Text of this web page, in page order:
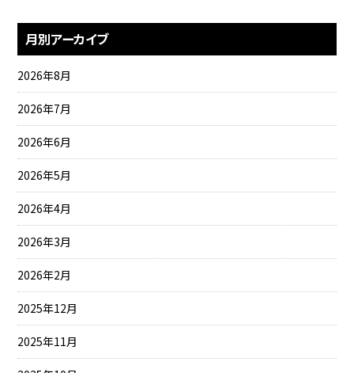
月別アーカイブ
2026年8月
2026年7月
2026年6月
2026年5月
2026年4月
2026年3月
2026年2月
2025年12月
2025年11月